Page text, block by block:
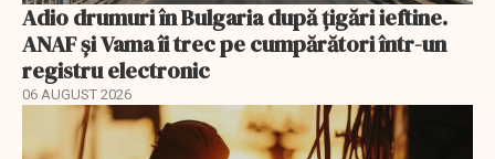
Adio drumuri în Bulgaria după țigări ieftine.
ANAF și Vama îi trec pe cumpărători într-un
registru electronic
06 AUGUST 2026